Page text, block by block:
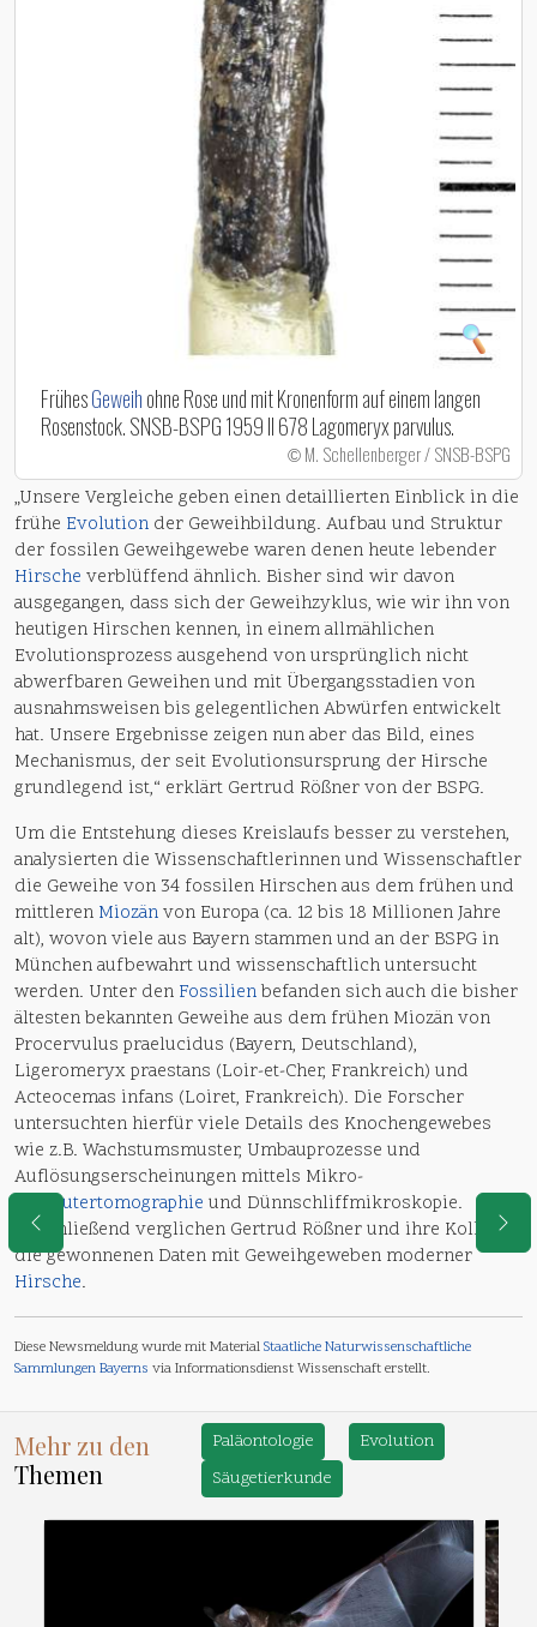
FrühesGeweihohne Rose und mit Kronenform auf einem langen
Rosenstock. SNSB-BSPG 1959 II 678 Lagomeryx parvulus.
© M. Schellenberger / SNSB-BSPG
„Unsere Vergleiche geben einen detaillierten Einblick in die
frühe Evolution der Geweihbildung. Aufbau und Struktur
der fossilen Geweihgewebe waren denen heute lebender
Hirsche verblüffend ähnlich. Bisher sind wir davon
ausgegangen, dass sich der Geweihzyklus, wie wir ihn von
heutigen Hirschen kennen, in einem allmählichen
Evolutionsprozess ausgehend von ursprünglich nicht
abwerfbaren Geweihen und mit Übergangsstadien von
ausnahmsweisen bis gelegentlichen Abwürfen entwickelt
hat. Unsere Ergebnisse zeigen nun aber das Bild, eines
Mechanismus, der seit Evolutionsursprung der Hirsche
grundlegend ist,“ erklärt Gertrud Rößner von der BSPG.
Um die Entstehung dieses Kreislaufs besser zu verstehen,
analysierten die Wissenschaftlerinnen und Wissenschaftler
die Geweihe von 34 fossilen Hirschen aus dem frühen und
mittleren Miozänvon Europa (ca. 12 bis 18 Millionen Jahre
alt), wovon viele aus Bayern stammen und an der BSPG in
München aufbewahrt und wissenschaftlich untersucht
werden. Unter den Fossilienbefanden sich auch die bisher
ältesten bekannten Geweihe aus dem frühen Miozän von
Procervulus praelucidus (Bayern, Deutschland),
Ligeromeryx praestans (Loir-et-Cher, Frankreich) und
Acteocemas infans (Loiret, Frankreich). Die Forscher
untersuchten hierfür viele Details des Knochengewebes
wie z.B. Wachstumsmuster, Umbauprozesse und
Auflösungserscheinungen mittels Mikro-
Computertomographie und Dünnschliffmikroskopie.
Anschließend verglichen Gertrud Rößner und ihre Kollegen
die gewonnenen Daten mit Geweihgeweben moderner
Hirsche.
Diese Newsmeldung wurde mit MaterialStaatliche Naturwissenschaftliche
Sammlungen Bayerns via Informationsdienst Wissenschaft erstellt.
Mehr zu den
Themen
Paläontologie
Evolution
Säugetierkunde